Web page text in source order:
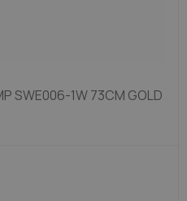
SWE006-1W 73CM GOLD